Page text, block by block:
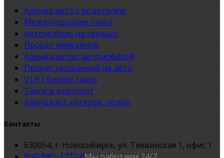
Аренда авто с водителем
Междугороднее такси
Автомобиль на свадьбу
Прокат лимузинов
Аренда ретро автомобилей
Прокат украшений на авто
V.I.P / бизнес такси
Такси в аэропорт
Аренда яхт,катеров, лодок
Контакты
630054, г. Новосибирск, ул. Тихвинская 1, офис 1